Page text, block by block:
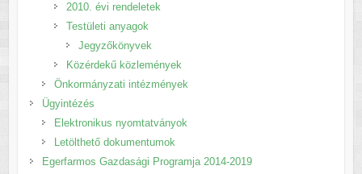
2010. évi rendeletek
Testületi anyagok
Jegyzőkönyvek
Közérdekű közlemények
Önkormányzati intézmények
Ügyintézés
Elektronikus nyomtatványok
Letölthető dokumentumok
Egerfarmos Gazdasági Programja 2014-2019